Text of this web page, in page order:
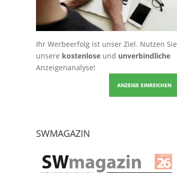
Ihr Werbeerfolg ist unser Ziel. Nutzen Sie
unsere kostenloseund unverbindliche
Anzeigenanalyse!
ANZEIGE EINREICHEN
SWMAGAZIN